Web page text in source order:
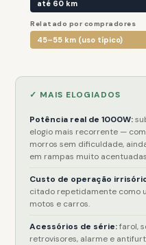
até 60 km
Relatado por compradores
45–55 km (uso típico)
✓ MAIS ELOGIADOS
Potência real de 1000W:
elogio mais recorrente —
morros sem dificuldade,
em rampas muito
Custo de operação
citado repetidamente como
motos e carros.
Acessórios de série:farol,
retrovisores, alarme e